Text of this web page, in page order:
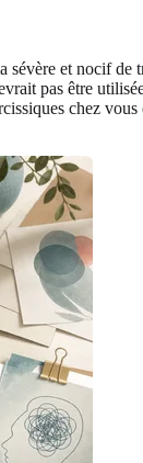
et nocif
pas être
chez